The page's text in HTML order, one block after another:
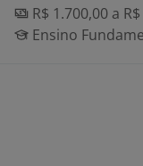
R$ 1.700,00 a
Ensino